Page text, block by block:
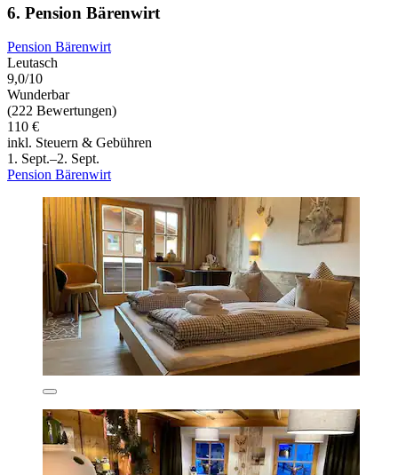
6. Pension Bärenwirt
Pension Bärenwirt
Leutasch
9,0/10
Wunderbar
(222 Bewertungen)
110 €
inkl. Steuern & Gebühren
1. Sept.–2. Sept.
Pension Bärenwirt